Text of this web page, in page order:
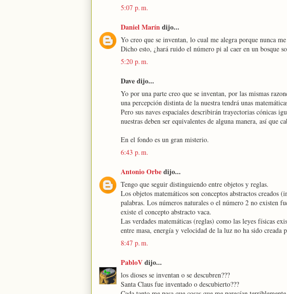
5:07 p. m.
Daniel Maríndijo...
Yo creo que se inventan, lo cual me alegra porque nunca
Dicho esto, ¿hará ruido el número pi al caer en un bosque
5:20 p. m.
Dave dijo...
Yo por una parte creo que se inventan, por las mismas
una percepción distinta de la nuestra tendrá unas
Pero sus naves espaciales describirán trayectorias cónicas
nuestras deben ser equivalentes de alguna manera, así que
En el fondo es un gran misterio.
6:43 p. m.
Antonio Orbedijo...
Tengo que seguir distinguiendo entre objetos y reglas.
Los objetos matemáticos son conceptos abstractos creados
palabras. Los números naturales o el número 2 no existen
existe el concepto abstracto vaca.
Las verdades matemáticas (reglas) como las leyes físicas
entre masa, energía y velocidad de la luz no ha sido creada
8:47 p. m.
PabloVdijo...
los dioses se inventan o se descubren???
Santa Claus fue inventado o descubierto???